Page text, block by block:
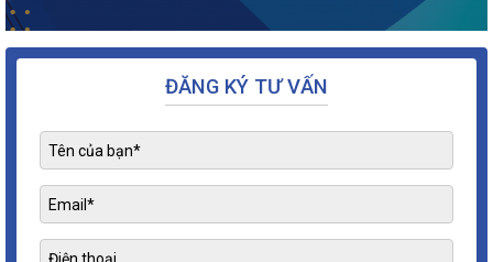
ĐĂNG KÝ TƯ VẤN